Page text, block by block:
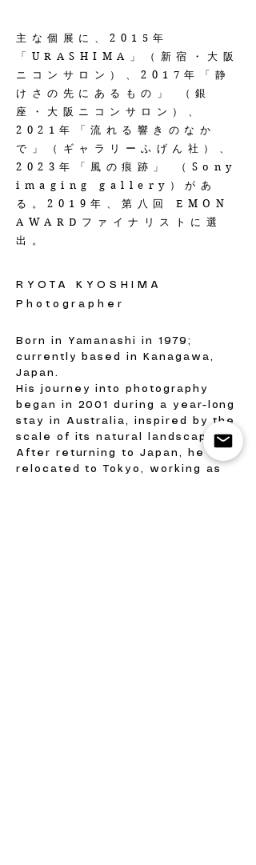
主な個展に、2015年
「URASHIMA」（新宿・大阪
ニコンサロン）、2017年「静
けさの先にあるもの」 （銀
座・大阪ニコンサロン）、
2021年「流れる響きのなか
で」（ギャラリーふげん社）、
2023年「風の痕跡」 （Sony
imaging gallery）があ
る。2019年、第八回 EMON
AWARDファイナリストに選
出。
RYOTA KYOSHIMA
Photographer
Born in Yamanashi in 1979;
currently based in Kanagawa,
Japan.
His journey into photography
began in 2001 during a year-long
stay in Australia, inspired by the
scale of its natural landscapes.
After returning to Japan, he
relocated to Tokyo, working as